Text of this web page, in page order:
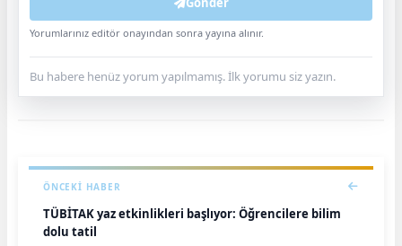
Yorumlarınız editör onayından sonra yayına alınır.
Bu habere henüz yorum yapılmamış. İlk yorumu siz yazın.
ÖNCEKI HABER
TÜBİTAK yaz etkinlikleri başlıyor: Öğrencilere bilim
dolu tatil